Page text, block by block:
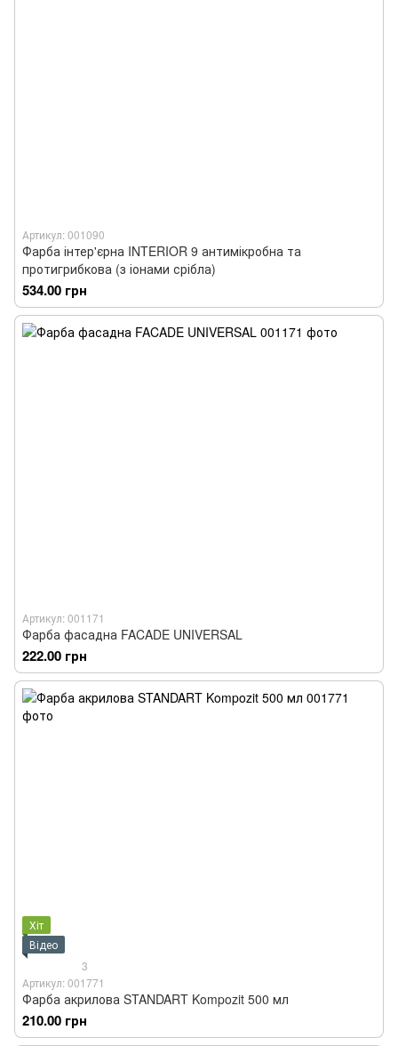
Артикул: 001090
Фарба інтер'єрна INTERIOR 9 антимікробна та
протигрибкова (з іонами срібла)
534.00 грн
Артикул: 001171
Фарба фасадна FACADE UNIVERSAL
222.00 грн
Хіт
Відео
3
Артикул: 001771
Фарба акрилова STANDART Kompozit 500 мл
210.00 грн